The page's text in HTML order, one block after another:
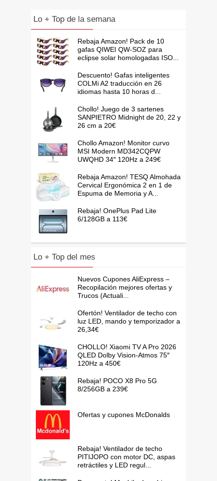
Lo + Top de la semana
Rebaja Amazon! Pack de 10
gafas QIWEI QW-SOZ para
eclipse solar homologadas ISO...
Descuento! Gafas inteligentes
COLMi A2 traducción en 26
idiomas hasta 10 horas d...
Chollo! Juego de 3 sartenes
SANPIETRO Midnight de 20, 22 y
26 cm a 20€
Chollo Amazon! Monitor curvo
MSI Modern MD342CQPW
UWQHD 34″ 120Hz a 249€
Rebaja Amazon! TESQ Almohada
Cervical Ergonómica 2 en 1 de
Espuma de Memoria y A...
Rebaja! OnePlus Pad Lite
6/128GB a 113€
Lo + Top del mes
Nuevos Cupones AliExpress –
Recopilación mejores ofertas y
Trucos (Actuali...
Ofertón! Ventilador de techo con
luz LED, mando y temporizador a
26,34€
CHOLLO! Xiaomi TV A Pro 2026
QLED Dolby Vision-Atmos 75″
120Hz a 450€
Rebaja! POCO X8 Pro 5G
8/256GB a 239€
Ofertas y cupones McDonalds
Rebaja! Ventilador de techo
PITIJOPO con motor DC, aspas
retráctiles y LED regul...